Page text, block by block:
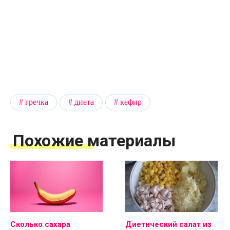
гречка диета кефир
Похожие материалы
Сколько сахара
Диетический салат из